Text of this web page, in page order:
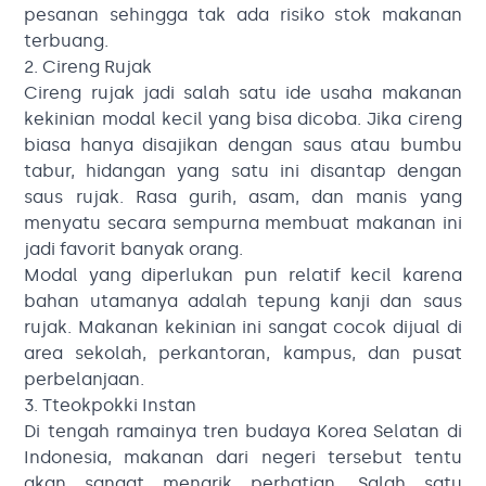
pesanan sehingga tak ada risiko stok makanan
terbuang.
2. Cireng Rujak
Cireng rujak jadi salah satu ide usaha makanan
kekinian modal kecil yang bisa dicoba. Jika cireng
biasa hanya disajikan dengan saus atau bumbu
tabur, hidangan yang satu ini disantap dengan
saus rujak. Rasa gurih, asam, dan manis yang
menyatu secara sempurna membuat makanan ini
jadi favorit banyak orang.
Modal yang diperlukan pun relatif kecil karena
bahan utamanya adalah tepung kanji dan saus
rujak. Makanan kekinian ini sangat cocok dijual di
area sekolah, perkantoran, kampus, dan pusat
perbelanjaan.
3. Tteokpokki Instan
Di tengah ramainya tren budaya Korea Selatan di
Indonesia, makanan dari negeri tersebut tentu